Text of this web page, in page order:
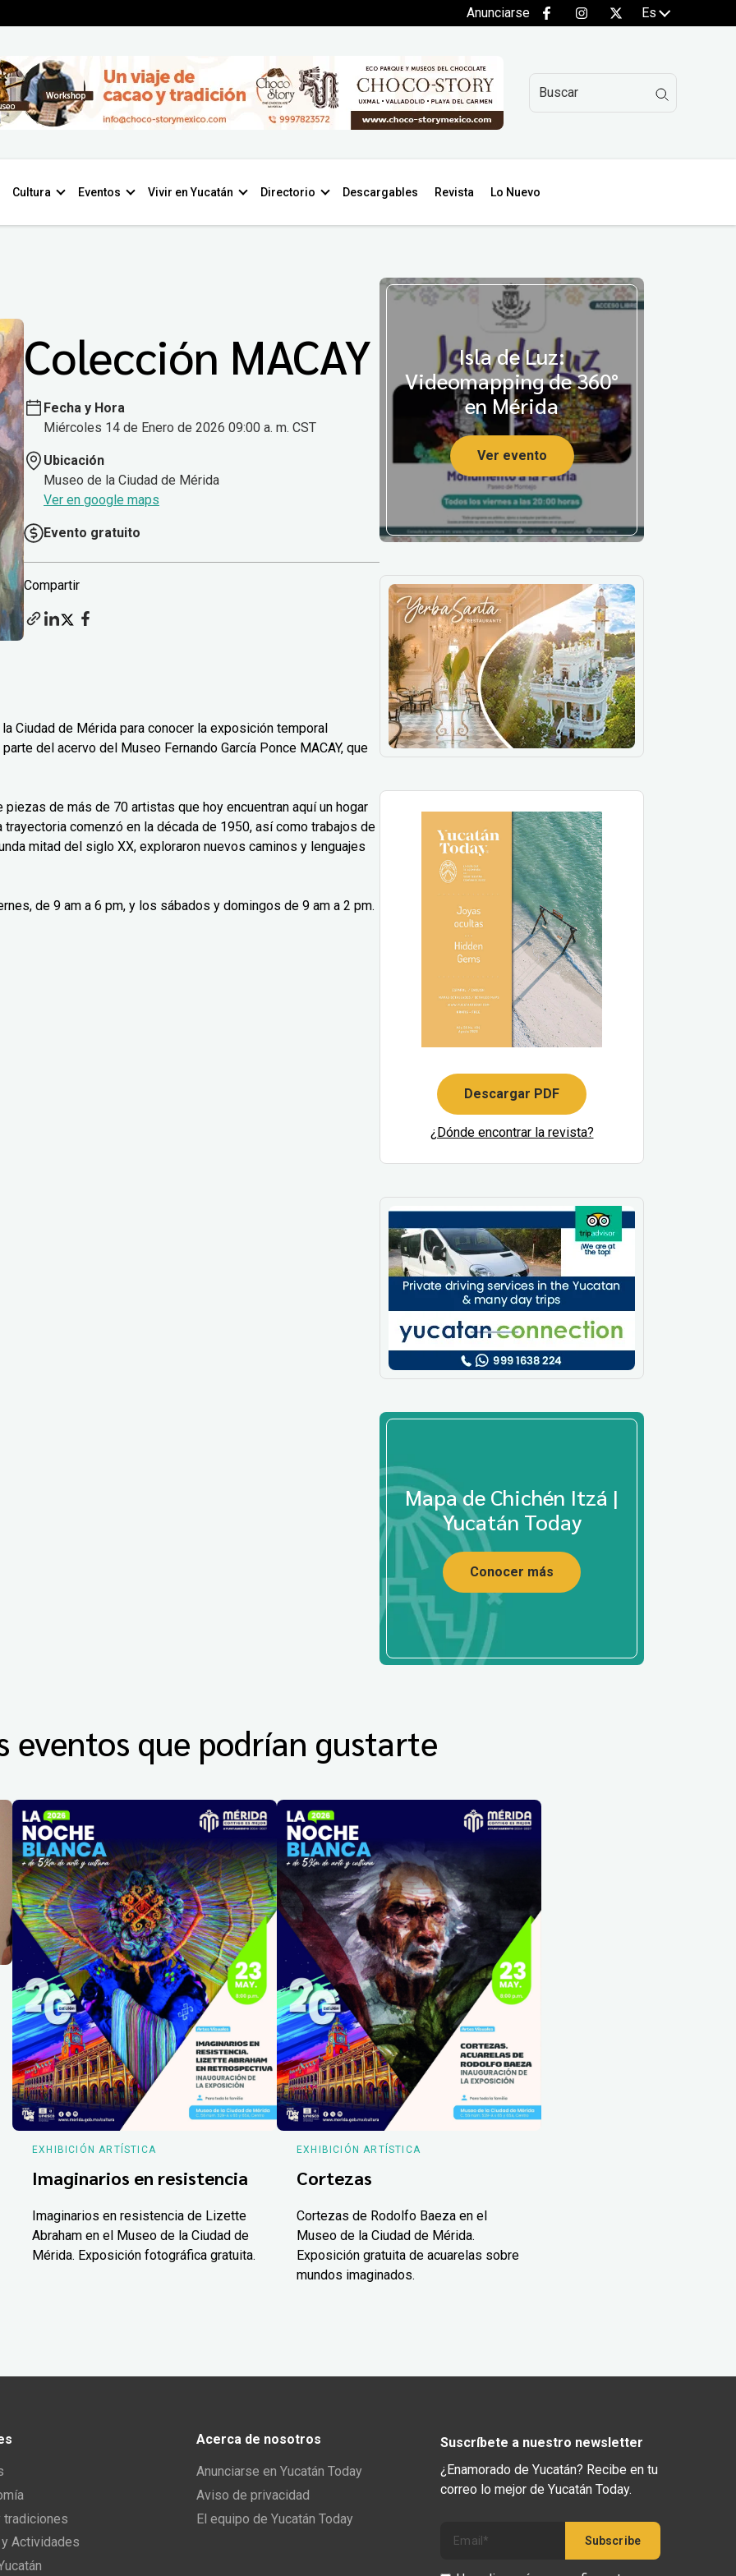
Anunciarse Es
Cultura Eventos Vivir en Yucatán Directorio Descargables Revista Lo Nuevo
Colección MACAY
Fecha y Hora
Miércoles 14 de Enero de 2026 09:00 a. m. CST
Ubicación
Museo de la Ciudad de Mérida
Ver en google maps
Evento gratuito
Compartir
Ciudad de Mérida para conocer la exposición temporal
del acervo del Museo Fernando García Ponce MACAY, que
de más de 70 artistas que hoy encuentran aquí un hogar
comenzó en la década de 1950, así como trabajos de
mitad del siglo XX, exploraron nuevos caminos y lenguajes
de 9 am a 6 pm, y los sábados y domingos de 9 am a 2 pm.
Isla de Luz:
Videomapping de 360°
en Mérida
Ver evento
Descargar PDF
¿Dónde encontrar la revista?
Mapa de Chichén Itzá |
Yucatán Today
Conocer más
eventos que podrían gustarte
EXHIBICIÓN ARTÍSTICA
Imaginarios en resistencia
Imaginarios en resistencia de Lizette
Abraham en el Museo de la Ciudad de
Mérida. Exposición fotográfica gratuita.
EXHIBICIÓN ARTÍSTICA
Cortezas
Cortezas de Rodolfo Baeza en el
Museo de la Ciudad de Mérida.
Exposición gratuita de acuarelas sobre
mundos imaginados.
tradiciones
Actividades
Acerca de nosotros
Anunciarse en Yucatán Today
Aviso de privacidad
El equipo de Yucatán Today
Suscríbete a nuestro newsletter
¿Enamorado de Yucatán? Recibe en tu
correo lo mejor de Yucatán Today.